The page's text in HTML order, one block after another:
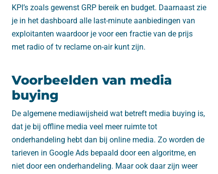
KPI’s zoals gewenst GRP bereik en budget. Daarnaast zie
je in het dashboard alle last-minute aanbiedingen van
exploitanten waardoor je voor een fractie van de prijs
met radio of tv reclame on-air kunt zijn.
Voorbeelden van media
buying
De algemene mediawijsheid wat betreft media buying is,
dat je bij offline media veel meer ruimte tot
onderhandeling hebt dan bij online media. Zo worden de
tarieven in Google Ads bepaald door een algoritme, en
niet door een onderhandeling. Maar ook daar zijn weer